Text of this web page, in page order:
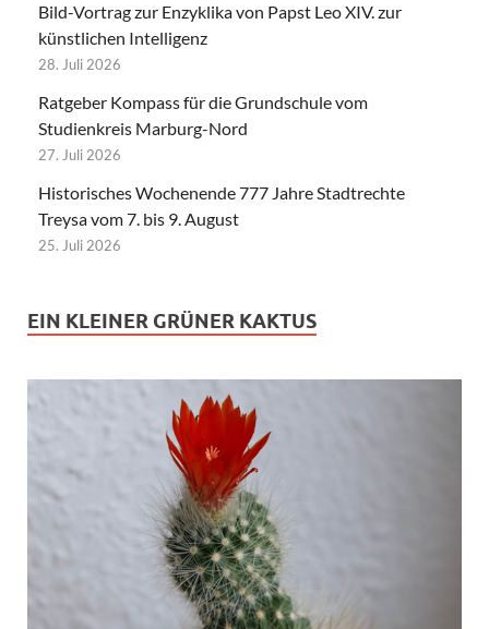
Bild-Vortrag zur Enzyklika von Papst Leo XIV. zur
künstlichen Intelligenz
28. Juli 2026
Ratgeber Kompass für die Grundschule vom
Studienkreis Marburg-Nord
27. Juli 2026
Historisches Wochenende 777 Jahre Stadtrechte
Treysa vom 7. bis 9. August
25. Juli 2026
EIN KLEINER GRÜNER KAKTUS